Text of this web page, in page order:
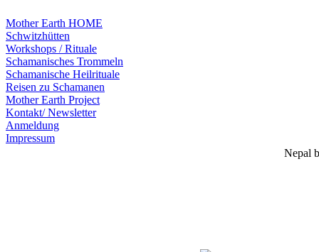
Mother Earth HOME
Schwitzhütten
Workshops / Rituale
Schamanisches Trommeln
Schamanische Heilrituale
Reisen zu Schamanen
Mother Earth Project
Kontakt/ Newsletter
Anmeldung
Impressum
Nepal